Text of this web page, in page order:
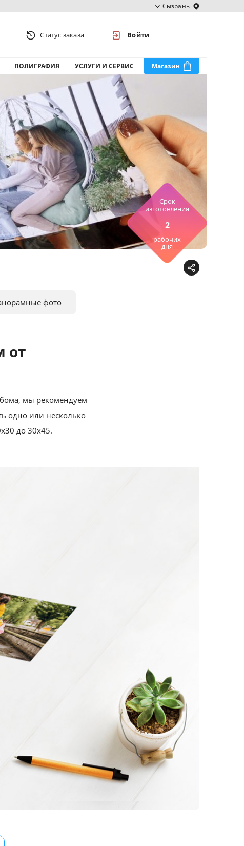
Сызрань
Статус заказа Войти
ПОЛИГРАФИЯ УСЛУГИ И СЕРВИС Магазин
Срок
изготовления
2
рабочих
дня
фото
от
мы рекомендуем
одно или несколько
до 30х45.